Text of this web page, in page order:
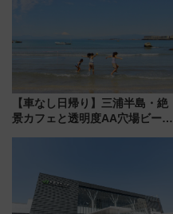
【車なし日帰り】三浦半島・絶
景カフェと透明度AA穴場ビーチ